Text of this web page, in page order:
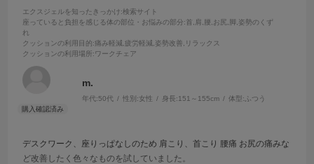
エクスジェルを知ったきっかけ :検索サイト
座っていると負担を感じる体の部位・お悩みの部分:首,肩,腰,お尻,脚,姿勢のくず
れ
クッションの利用目的:痛み軽減,疲労軽減,姿勢改善,リラックス
クッションの利用場所:ワークチェア
m.
年代:50代 性別:女性 身長:151～155cm 体型: ふつう
デスクワーク、座りっぱなしのため 肩こり、首こり 腰痛 お尻の痛みな
ど改善したく色々なものを試していました。